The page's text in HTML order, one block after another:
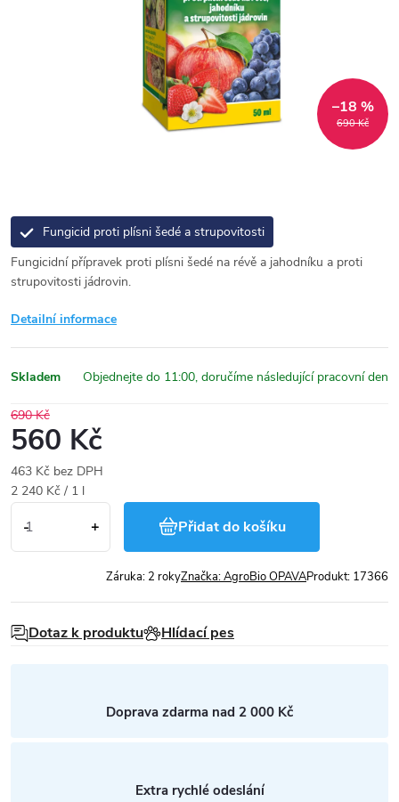
690 Kč
–18 %
Fungicid proti plísni šedé a strupovitosti
Fungicidní přípravek proti plísni šedé na révě a jahodníku a proti
strupovitosti jádrovin.
Detailní informace
Skladem
690 Kč
560 Kč
463 Kč bez DPH
Měrná
2 240 Kč / 1 l
Přidat do košíku
Značka:AgroBio OPAVA
Záruka: 2 roky Produkt: 17366
Dotaz k produktu Hlídací pes
Doprava zdarma nad 2 000 Kč
Extra rychlé odeslání